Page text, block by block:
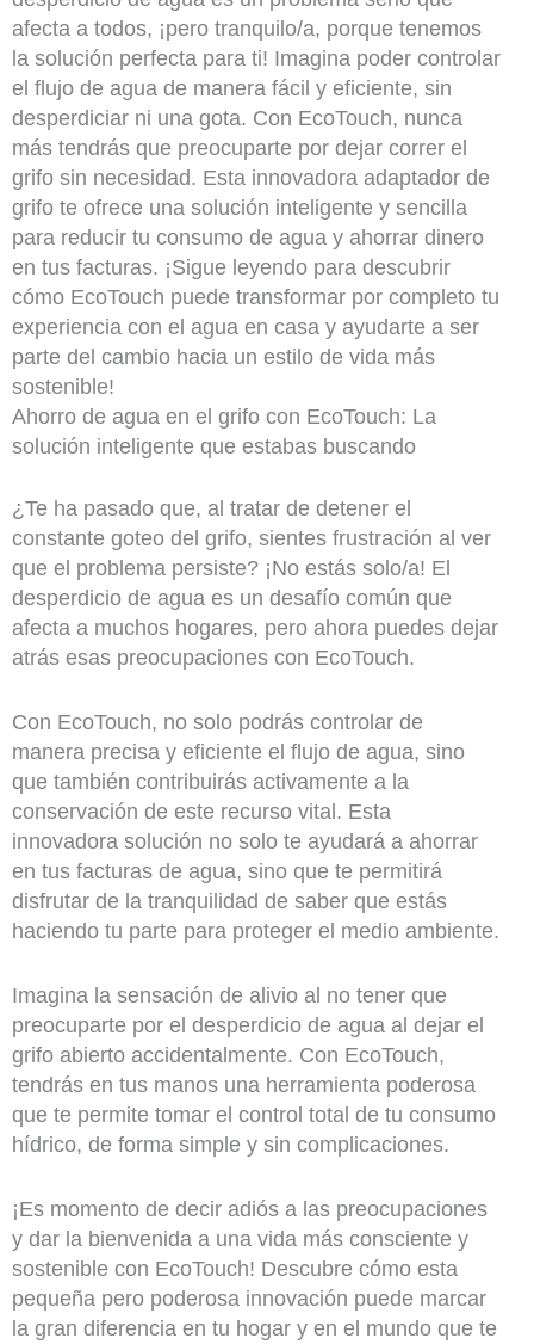
afecta a todos, ¡pero tranquilo/a, porque tenemos
la solución perfecta para ti! Imagina poder controlar
el flujo de agua de manera fácil y eficiente, sin
desperdiciar ni una gota. Con EcoTouch, nunca
más tendrás que preocuparte por dejar correr el
grifo sin necesidad. Esta innovadora adaptador de
grifo te ofrece una solución inteligente y sencilla
para reducir tu consumo de agua y ahorrar dinero
en tus facturas. ¡Sigue leyendo para descubrir
cómo EcoTouch puede transformar por completo tu
experiencia con el agua en casa y ayudarte a ser
parte del cambio hacia un estilo de vida más
sostenible!
Ahorro de agua en el grifo con EcoTouch: La
solución inteligente que estabas buscando
¿Te ha pasado que, al tratar de detener el
constante goteo del grifo, sientes frustración al ver
que el problema persiste? ¡No estás solo/a! El
desperdicio de agua es un desafío común que
afecta a muchos hogares, pero ahora puedes dejar
atrás esas preocupaciones con EcoTouch.
Con EcoTouch, no solo podrás controlar de
manera precisa y eficiente el flujo de agua, sino
que también contribuirás activamente a la
conservación de este recurso vital. Esta
innovadora solución no solo te ayudará a ahorrar
en tus facturas de agua, sino que te permitirá
disfrutar de la tranquilidad de saber que estás
haciendo tu parte para proteger el medio ambiente.
Imagina la sensación de alivio al no tener que
preocuparte por el desperdicio de agua al dejar el
grifo abierto accidentalmente. Con EcoTouch,
tendrás en tus manos una herramienta poderosa
que te permite tomar el control total de tu consumo
hídrico, de forma simple y sin complicaciones.
¡Es momento de decir adiós a las preocupaciones
y dar la bienvenida a una vida más consciente y
sostenible con EcoTouch! Descubre cómo esta
pequeña pero poderosa innovación puede marcar
la gran diferencia en tu hogar y en el mundo que te